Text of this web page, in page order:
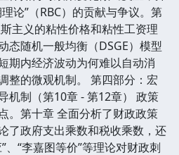
论”（RBC）的贡献与争议。第
主义的粘性价格和粘性工资理
态随机一般均衡（DSGE）模型
期内经济波动为何难以自动消
整的微观机制。 第四部分：宏
机制（第10章 - 第12章） 政策
。第十章 全面分析了财政政策
了政府支出乘数和税收乘数，还
、“李嘉图等价”等理论对财政刺